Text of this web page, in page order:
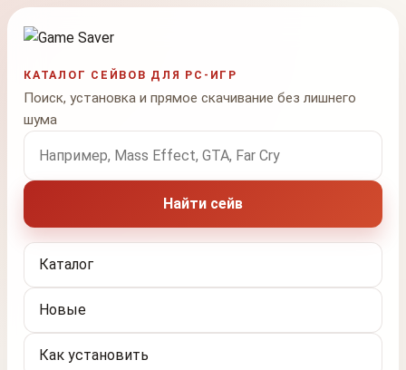
КАТАЛОГ СЕЙВОВ ДЛЯ PC-ИГР
Поиск, установка и прямое скачивание без лишнего
шума
Поиск по названию игры
Найти сейв
Каталог
Новые
Как установить